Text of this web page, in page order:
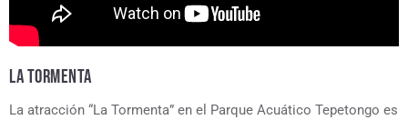
LA TORMENTA
La atracción “La Tormenta” en el Parque Acuático Tepetongo es